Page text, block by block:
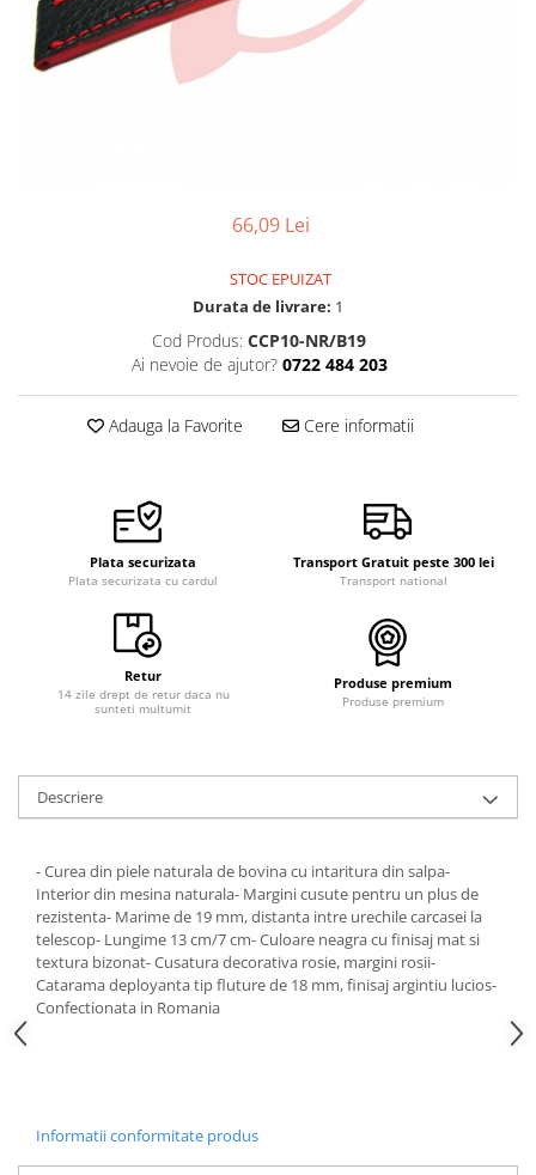
Ceasuri Daniel Klein
Ceasuri Lorus
Pensete
Perii
Scule Speciale
Suporti de Lucru
66,09 Lei
STOC EPUIZAT
Durata de livrare: 1
Cod Produs: CCP10-NR/B19
Ai nevoie de ajutor? 0722 484 203
Adauga la Favorite Cere informatii
Plata securizata
Plata securizata cu cardul
Transport Gratuit peste 300 lei
Transport national
Retur
14 zile drept de retur daca nu
sunteti multumit
Produse premium
Produse premium
Descriere
- Curea din piele naturala de bovina cu intaritura din salpa-
Interior din mesina naturala- Margini cusute pentru un plus de
rezistenta- Marime de 19 mm, distanta intre urechile carcasei la
telescop- Lungime 13 cm/7 cm- Culoare neagra cu finisaj mat si
textura bizonat- Cusatura decorativa rosie, margini rosii-
Catarama deployanta tip fluture de 18 mm, finisaj argintiu lucios-
Confectionata in Romania
Informatii conformitate produs